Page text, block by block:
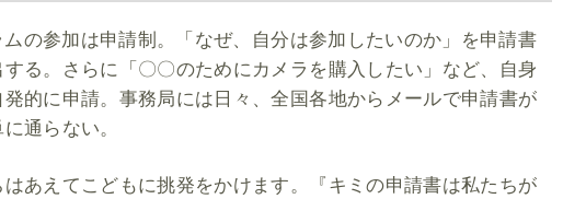
の参加は申請制。「なぜ、自分は参加したいのか」を申請書
る。さらに「〇〇のためにカメラを購入したい」など、自身
的に申請。事務局には日々、全国各地からメールで申請書が
通らない。
はあえてこどもに挑発をかけます。『キミの申請書は私たちが